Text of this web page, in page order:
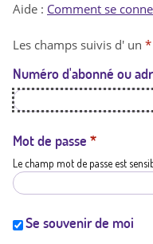
t
a
t
i
Aide : Comment se
Les champs suivis d' un *
Numéro d'abonné ou
Mot de passe *
Le champ mot de passe est
Se souvenir de moi